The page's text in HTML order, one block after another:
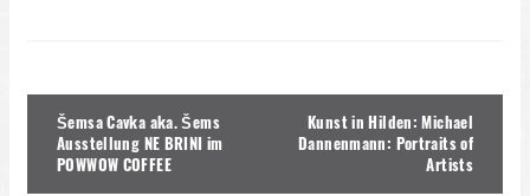
Beitragsnavigation
Šemsa Cavka aka. Šems
Ausstellung NE BRINI im
POWWOW COFFEE
Kunst in Hilden: Michael
Dannenmann: Portraits of
Artists